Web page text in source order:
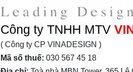
Công ty TNHH MTV
( Công ty CP VINADESIGN )
Mã số thuế: 030 567 45 18